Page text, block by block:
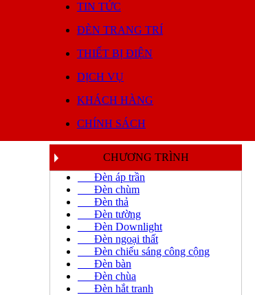
TIN TỨC
ĐÈN TRANG TRÍ
THIẾT BỊ ĐIỆN
DỊCH VỤ
KHÁCH HÀNG
CHÍNH SÁCH
CHƯƠNG TRÌNH
Đèn áp trần
Đèn chùm
Đèn thả
Đèn tường
Đèn Downlight
Đèn ngoại thất
Đèn chiếu sáng công cộng
Đèn bàn
Đèn chùa
Đèn hắt tranh